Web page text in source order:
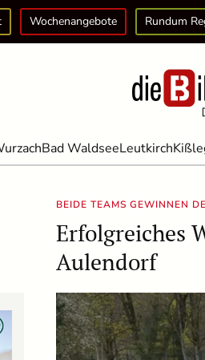
Wochenangebote Rundum
Bad WaldseeLeutkirch
BEIDE TEAMS GEWINNEN
Erfolgreiches
Aulendorf